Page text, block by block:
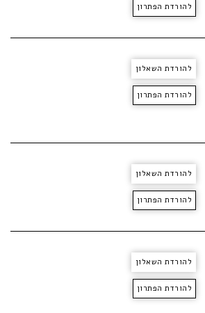
להורדת הפתרון
להורדת השאלון
להורדת הפתרון
להורדת השאלון
להורדת הפתרון
להורדת השאלון
להורדת הפתרון